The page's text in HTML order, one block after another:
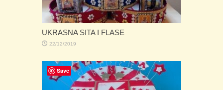
UKRASNA SITA I FLASE
22/12/2019
Save